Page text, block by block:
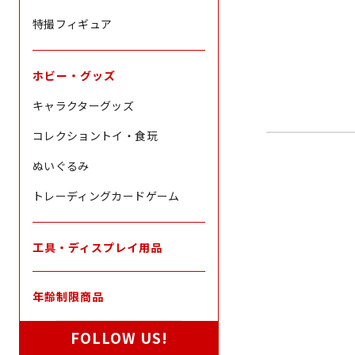
特撮フィギュア
ホビー・グッズ
キャラクターグッズ
コレクショントイ・食玩
ぬいぐるみ
トレーディングカードゲーム
工具・ディスプレイ用品
年齢制限商品
FOLLOW US!